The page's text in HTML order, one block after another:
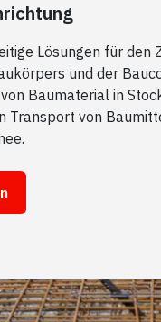
Lösungen für den
und der
Baumaterial in
Transport von